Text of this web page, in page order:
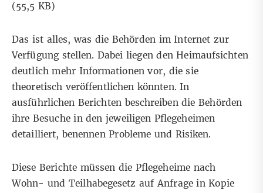
(55,5 KB)
Das ist alles, was die Behörden im Internet zur
Verfügung stellen. Dabei liegen den Heimaufsichten
deutlich mehr Informationen vor, die sie
theoretisch veröffentlichen könnten. In
ausführlichen Berichten beschreiben die Behörden
ihre Besuche in den jeweiligen Pflegeheimen
detailliert, benennen Probleme und Risiken.
Diese Berichte müssen die Pflegeheime nach
Wohn- und Teilhabegesetz auf Anfrage in Kopie